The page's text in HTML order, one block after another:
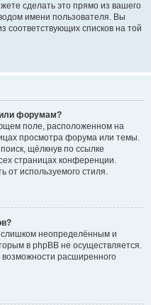
сделать это прямо из вашего
имени пользователя. Вы
соответствующих списков на той
форумам?
поле, расположенном на
просмотра форума или темы.
щёлкнув по ссылке
страницах конференции.
от используемого стиля.
неопределённым и
в phpBB не осуществляется.
возможности расширенного